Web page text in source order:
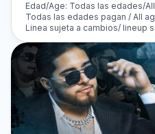
Edad/Age: Todas las edades/
Todas las edades pagan / All
Linea sujeta a cambios/ lineup